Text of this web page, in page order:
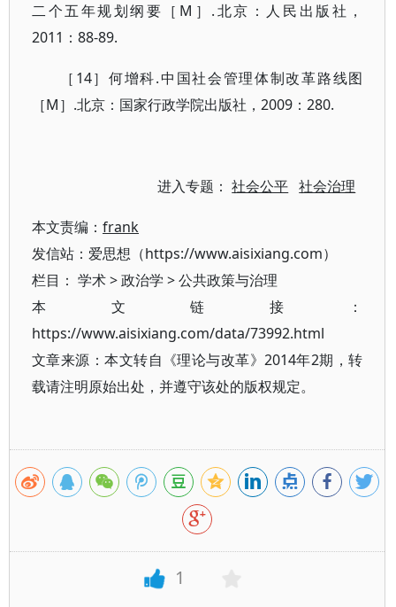
二个五年规划纲要［M］.北京：人民出版社，
2011：88-89.
［14］何增科.中国社会管理体制改革路线图
［M］.北京：国家行政学院出版社，2009：280.
进入专题：社会公平 社会治理
本文责编： frank
发信站：爱思想（https://www.aisixiang.com）
栏目： 学术>政治学 >公共政策与治理
本文链接：
https://www.aisixiang.com/data/73992.html
文章来源：本文转自《理论与改革》2014年2期，转
载请注明原始出处，并遵守该处的版权规定。
1